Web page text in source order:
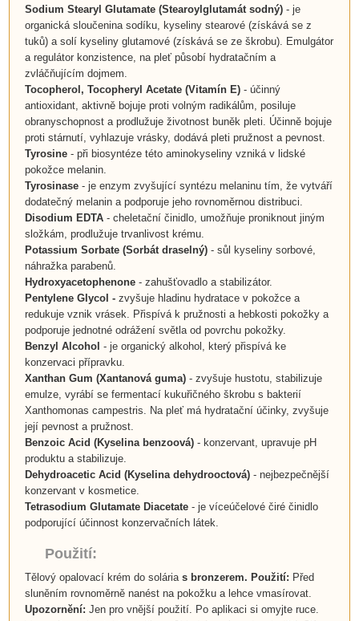
Sodium Stearyl Glutamate (Stearoylglutamát sodný)- je
organická sloučenina sodíku, kyseliny stearové (získává se z
tuků) a solí kyseliny glutamové (získává se ze škrobu). Emulgátor
a regulátor konzistence, na pleť působí hydratačním a
zvláčňujícím dojmem.
Tocopherol, Tocopheryl Acetate(Vitamín E)- účinný
antioxidant, aktivně bojuje proti volným radikálům, posiluje
obranyschopnost a prodlužuje životnost buněk pleti. Účinně bojuje
proti stárnutí, vyhlazuje vrásky, dodává pleti pružnost a pevnost.
Tyrosine - při biosyntéze této aminokyseliny vzniká v lidské
pokožce melanin.
Tyrosinase - je enzym zvyšující syntézu melaninu tím, že vytváří
dodatečný melanin a podporuje jeho rovnoměrnou distribuci.
Disodium EDTA- cheletační činidlo, umožňuje proniknout jiným
složkám, prodlužuje trvanlivost krému.
Potassium Sorbate (Sorbát draselný)- sůl kyseliny sorbové,
náhražka parabenů.
Hydroxyacetophenone- zahušťovadlo a stabilizátor.
Pentylene Glycol - zvyšuje hladinu hydratace v pokožce a
redukuje vznik vrásek. Přispívá k pružnosti a hebkosti pokožky a
podporuje jednotné odrážení světla od povrchu pokožky.
Benzyl Alcohol - je organický alkohol, který přispívá ke
konzervaci přípravku.
Xanthan Gum (Xantanová guma)- zvyšuje hustotu, stabilizuje
emulze, vyrábí se fermentací kukuřičného škrobu s bakterií
Xanthomonas campestris. Na pleť má hydratační účinky, zvyšuje
její pevnost a pružnost.
Benzoic Acid (Kyselina benzoová)- konzervant, upravuje pH
produktu a stabilizuje.
Dehydroacetic Acid (Kyselina dehydrooctová)- nejbezpečnější
konzervant v kosmetice.
Tetrasodium Glutamate Diacetate- je víceúčelové čiré činidlo
podporující účinnost konzervačních látek.
Použití:
Tělový opalovací krém do solária s bronzerem. Použití: Před
sluněním rovnoměrně nanést na pokožku a lehce vmasírovat.
Upozornění: Jen pro vnější použití. Po aplikaci si omyjte ruce.